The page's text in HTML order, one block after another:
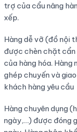
trợ của cẩu nâng
xếp.
Hàng dễ vỡ (đồ nội
được chèn chặt
của hàng hóa.
ghép chuyến và
khách hàng yêu cầu
Hàng chuyên dụng
ngày,…) được đóng